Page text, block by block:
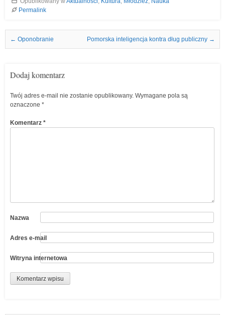
Permalink
Nawigacja we wpisach
← Oponobranie Pomorska inteligencja kontra dług publiczny →
Dodaj komentarz
Twój adres e-mail nie zostanie opublikowany. Wymagane pola są
oznaczone *
Komentarz *
Nazwa
Adres e-mail
Witryna internetowa